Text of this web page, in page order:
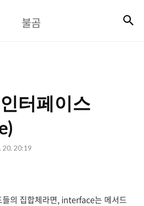
곰
불곰
터페이스
20. 20:19
의 집합체라면, interface는 메서드